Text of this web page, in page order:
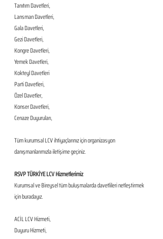
Tanıtım Davetleri,
Lansman Davetleri,
Gala Davetleri,
Gezi Davetleri,
Kongre Davetleri,
Yemek Davetleri,
Kokteyl Davetleri
Parti Davetleri,
Özel Davetler,
Konser Davetleri,
Cenaze Duyuruları,
Tüm kurumsal LCV ihtiyaçlarınız için organizasyon
danışmanlarımızla iletişime geçiniz.
RSVP TÜRKİYE LCV Hizmetlerimiz
Kurumsal ve Bireysel tüm buluşmalarda davetlileri netleştirmek
için buradayız.
ACİL LCV Hizmeti,
Duyuru Hizmeti,